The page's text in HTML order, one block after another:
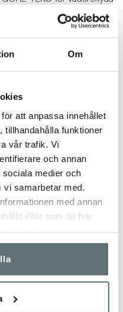
Om
att anpassa innehållet
tillhandahålla funktioner
vår trafik. Vi
och annan
medier och
samarbetar med.
med annan
eller som de har
stöd i urban miljö och
regelbunden skovård för
med
lädret och bevara dess
här
avsedda användningen.
att bära rätt strumpa